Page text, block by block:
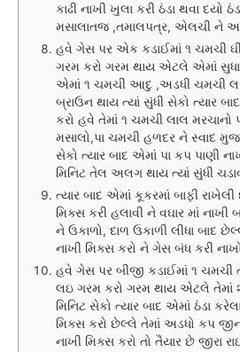
કાઢી નાખી ખુલા કરી ઠંડા થવા દયો
મસાલાતજ ,તમાલપત્ર, એલચી ને
હવે ગેસ પર એક કડાઈમાં ૧ ચમચી
ગરમ કરો ગરમ થાય એટલે એમાં
એમાં ૧ ચમચી આદુ ,અડધી ચમચી
બ્રાઉન થાય ત્યાં સુંધી સેકો ત્યાર
કરો હવે તેમાં ૧ ચમચી લાલ
મસાલો,પા ચમચી હળદર ને સ્વાદ
સેકો ત્યાર બાદ એમાં પા કપ પાણી
મિનિટ તેલ અલગ થાય ત્યાં સુંધી
ત્યાર બાદ એમાં કૂકરમાં બાફી
મિક્સ કરી હલાવી ને વઘાર માં નાખી
ને ઉકાળો, દાળ ઉકાળી લીધા બાદ
નાખી મિક્સ કરો ને ગેસ બંધ કરી નાખો
હવે ગેસ પર બીજી કડાઈમાં ૧
લઇ ગરમ કરો ગરમ થાય એટલે તેમાં
મિનિટ સેકો ત્યાર બાદ એમાં ઠંડા
મિક્સ કરો છેલ્લે તેમાં અડધો કપ જીના
નાખી મિક્સ કરો તો તૈયાર છે જીરા